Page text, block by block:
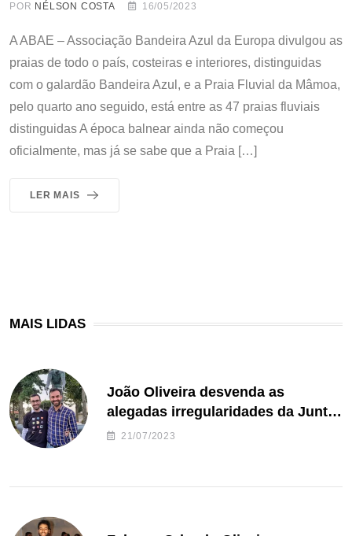
POR NÉLSON COSTA 16/05/2023
A ABAE – Associação Bandeira Azul da Europa divulgou as
praias de todo o país, costeiras e interiores, distinguidas
com o galardão Bandeira Azul, e a Praia Fluvial da Mâmoa,
pelo quarto ano seguido, está entre as 47 praias fluviais
distinguidas A época balnear ainda não começou
oficialmente, mas já se sabe que a Praia […]
LER MAIS
MAIS LIDAS
João Oliveira desvenda as
alegadas irregularidades da Junta
de Freguesia S. João de Ver
21/07/2023